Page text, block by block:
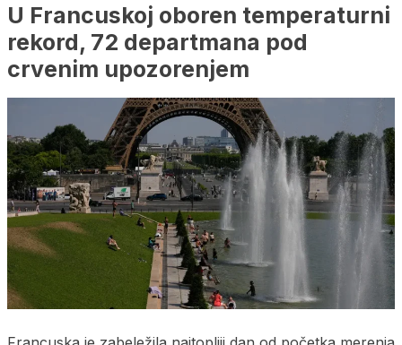
U Francuskoj oboren temperaturni
rekord, 72 departmana pod
crvenim upozorenjem